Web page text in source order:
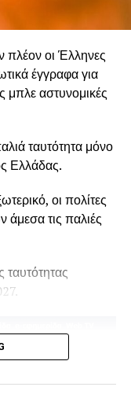
οι οποίες
Αν δεν
συνεχίσουν να
ζωντανή μετάδοση.
οι Έλληνες
έγγραφα για
μπλε αστυνομικές
ταυτότητα μόνο
Ελλάδας.
οι πολίτες
άμεσα τις παλιές